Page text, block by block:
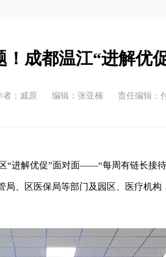
成都温江“进解优
者：戚原 编辑：张亚楠 责任编辑：
“进解优促”面对面——“每周有链长接
、区医保局等部门及园区、医疗机